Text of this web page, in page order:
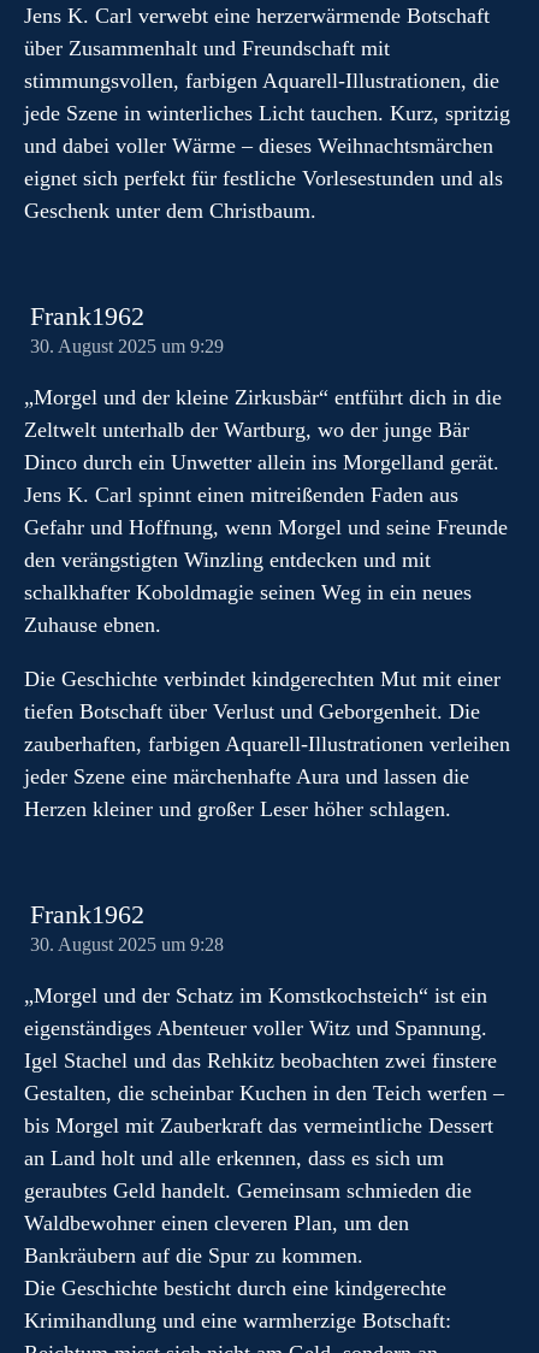
Jens K. Carl verwebt eine herzerwärmende Botschaft
über Zusammenhalt und Freundschaft mit
stimmungsvollen, farbigen Aquarell-Illustrationen, die
jede Szene in winterliches Licht tauchen. Kurz, spritzig
und dabei voller Wärme – dieses Weihnachtsmärchen
eignet sich perfekt für festliche Vorlesestunden und als
Geschenk unter dem Christbaum.
Frank1962
30. August 2025 um 9:29
„Morgel und der kleine Zirkusbär“ entführt dich in die
Zeltwelt unterhalb der Wartburg, wo der junge Bär
Dinco durch ein Unwetter allein ins Morgelland gerät.
Jens K. Carl spinnt einen mitreißenden Faden aus
Gefahr und Hoffnung, wenn Morgel und seine Freunde
den verängstigten Winzling entdecken und mit
schalkhafter Koboldmagie seinen Weg in ein neues
Zuhause ebnen.
Die Geschichte verbindet kindgerechten Mut mit einer
tiefen Botschaft über Verlust und Geborgenheit. Die
zauberhaften, farbigen Aquarell-Illustrationen verleihen
jeder Szene eine märchenhafte Aura und lassen die
Herzen kleiner und großer Leser höher schlagen.
Frank1962
30. August 2025 um 9:28
„Morgel und der Schatz im Komstkochsteich“ ist ein
eigenständiges Abenteuer voller Witz und Spannung.
Igel Stachel und das Rehkitz beobachten zwei finstere
Gestalten, die scheinbar Kuchen in den Teich werfen –
bis Morgel mit Zauberkraft das vermeintliche Dessert
an Land holt und alle erkennen, dass es sich um
geraubtes Geld handelt. Gemeinsam schmieden die
Waldbewohner einen cleveren Plan, um den
Bankräubern auf die Spur zu kommen.
Die Geschichte besticht durch eine kindgerechte
Krimihandlung und eine warmherzige Botschaft: